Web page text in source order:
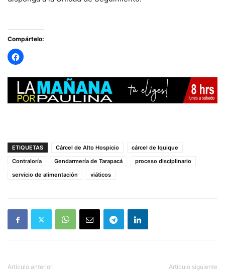
Compártelo:
ETIQUETAS Cárcel de Alto Hospicio
cárcel de Iquique
Contraloría
Gendarmería de Tarapacá
proceso disciplinario
servicio de alimentación
viáticos
Artículo anterior Artículo siguiente